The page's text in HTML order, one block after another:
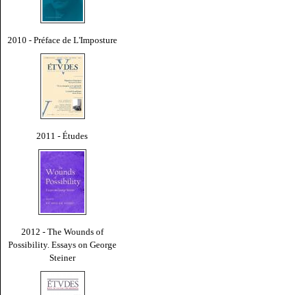
2010 - Préface de L'Imposture
2011 - Études
2012 - The Wounds of
Possibility. Essays on George
Steiner